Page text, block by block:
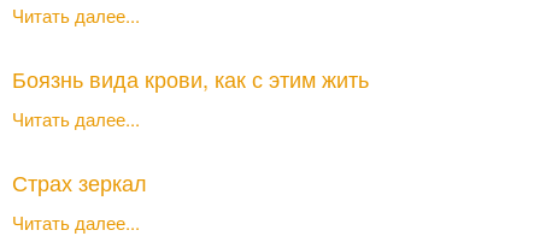
Читать далее...
Боязнь вида крови, как с этим жить
Читать далее...
Страх зеркал
Читать далее...